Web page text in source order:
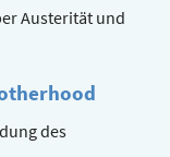
Austerität und
des